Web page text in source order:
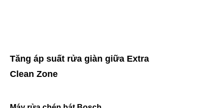
Tăng áp suất rửa giàn giữa Extra
Clean Zone